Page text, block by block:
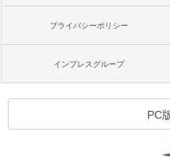
プライバシーポリシー
インプレスグループ
PC